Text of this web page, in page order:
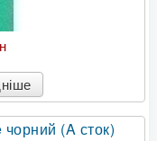
(A сток)